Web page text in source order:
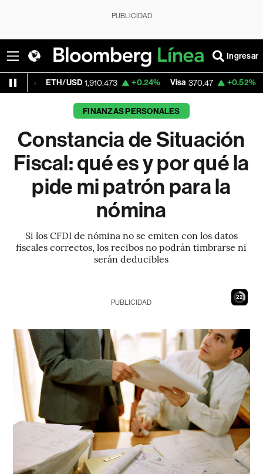
PUBLICIDAD
Ingresar
1,910.473 +0.24% Visa 370.47 +0.52%
FINANZAS PERSONALES
Constancia de Situación
Fiscal: qué es y por qué la
pide mi patrón para la
nómina
Si los CFDI de nómina no se emiten con los datos
fiscales correctos, los recibos no podrán timbrarse ni
serán deducibles
21
PUBLICIDAD